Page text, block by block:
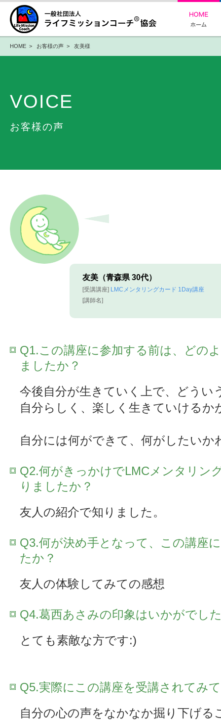
HOME > お客様の声 > 友美様
VOICE
お客様の声
友美（青森県 30代）
[受講講座] LMCメンタリングカード 1Day講座
[講師名]
Q1.この講座に参加する前は、どの
ましたか？
今後自分が生きていく上で、どうい
自分らしく、楽しく生きていけるか
自分には何ができて、何がしたいか
Q2.何がきっかけでLMCメンタリン
りましたか？
友人の紹介で知りました。
Q3.何が決め手となって、この講座
たか？
友人の体験してみての感想
Q4.葛西あさみの印象はいかがでし
とても素敵な方です:)
Q5.実際にこの講座を受講されてみ
自分の心の声をなかなか掘り下げる